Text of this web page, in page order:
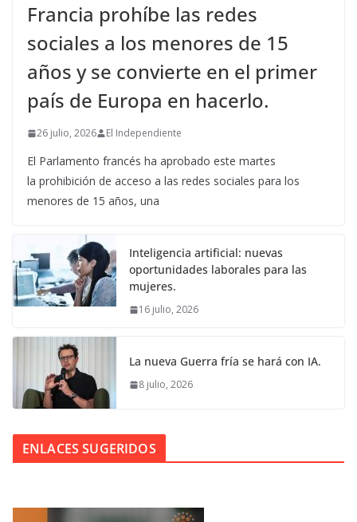
Francia prohíbe las redes
sociales a los menores de 15
años y se convierte en el primer
país de Europa en hacerlo.
26 julio, 2026 El Independiente
El Parlamento francés ha aprobado este martes
la prohibición de acceso a las redes sociales para los
menores de 15 años, una
Inteligencia artificial: nuevas
oportunidades laborales para las
mujeres.
16 julio, 2026
La nueva Guerra fría se hará con IA.
8 julio, 2026
ENLACES SUGERIDOS